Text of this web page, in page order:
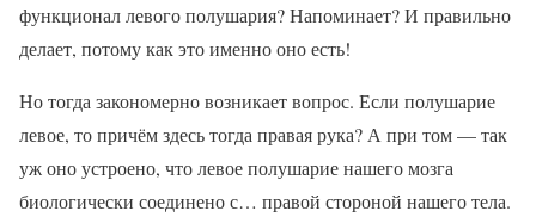
функционал левого полушария? Напоминает? И правильно
делает, потому как это именно оно есть!
Но тогда закономерно возникает вопрос. Если полушарие
левое, то причём здесь тогда правая рука? А при том — так
уж оно устроено, что левое полушарие нашего мозга
биологически соединено с… правой стороной нашего тела.